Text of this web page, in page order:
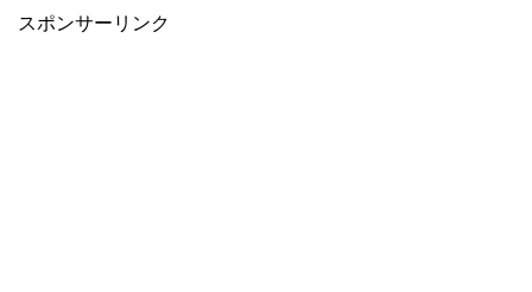
スポンサーリンク